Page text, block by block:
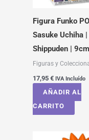
Figura Funko
Sasuke Uchiha
Shippuden | 9cm
Figuras y
17,95 € IVA Incluído
AÑADIR AL
CARRITO